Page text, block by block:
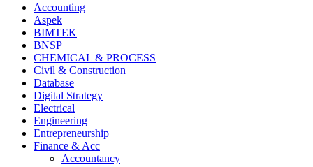
Accounting
Aspek
BIMTEK
BNSP
CHEMICAL & PROCESS
Civil & Construction
Database
Digital Strategy
Electrical
Engineering
Entrepreneurship
Finance & Acc
Accountancy